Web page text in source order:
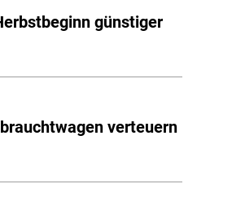
günstiger
verteuern